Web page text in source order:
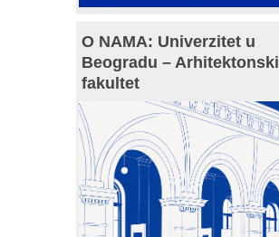
O NAMA: Univerzitet u
Beogradu – Arhitektonski
fakultet